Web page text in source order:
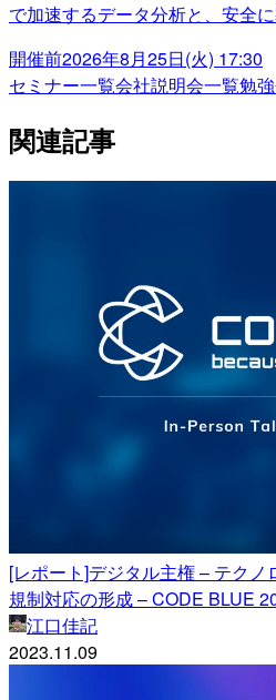
で加速するデータ分析と、安全
開催前2026年8月25日(火) 17:30
セミナー一覧会社説明会一覧勉
関連記事
[レポート]デジタル主権 – テク
規制対応の形成​​​ – CODE BLUE
江口佳記
2023.11.09